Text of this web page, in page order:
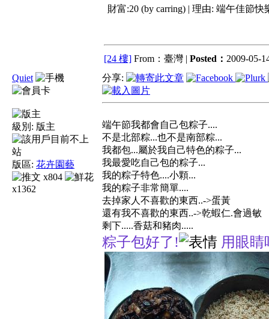
財富:20 (by carring) | 理由: 端午佳節快
[24 樓] From：臺灣 | Posted： 2009-05-
Quiet
級別: 版主
版區: 花卉園藝
x804
x1362
分享:
端午節我都會自己包粽子....
不是北部粽...也不是南部粽...
我都包...屬於我自己特色的粽子...
我最愛吃自己包的粽子...
我的粽子特色....小顆...
我的粽子非常簡單....
去掉家人不喜歡的東西..->蛋黃
還有我不喜歡的東西..->乾蝦仁.會過敏
剩下.....香菇和豬肉.....
粽子包好了! 用眼睛